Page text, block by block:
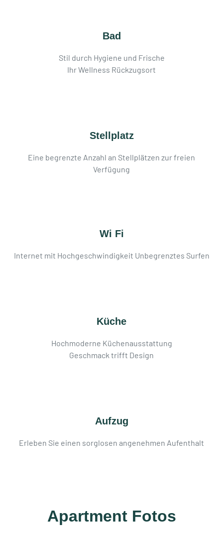
Bad
Stil durch Hygiene und Frische
Ihr Wellness Rückzugsort
Stellplatz
Eine begrenzte Anzahl an Stellplätzen zur freien
Verfügung
Wi Fi
Internet mit Hochgeschwindigkeit Unbegrenztes Surfen
Küche
Hochmoderne Küchenausstattung
Geschmack trifft Design
Aufzug
Erleben Sie einen sorglosen angenehmen Aufenthalt
Apartment Fotos